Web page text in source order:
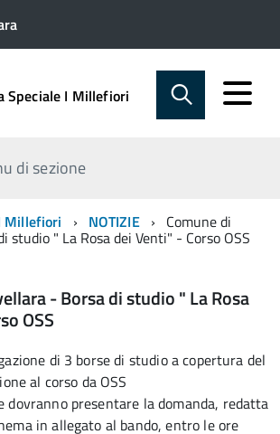
Speciale I Millefiori
di sezione
Millefiori NOTIZIE Comune di
studio " La Rosa dei Venti" - Corso OSS
- Borsa di studio " La Rosa
OSS
di 3 borse di studio a copertura del
al corso da OSS
dovranno presentare la domanda, redatta
in allegato al bando, entro le ore